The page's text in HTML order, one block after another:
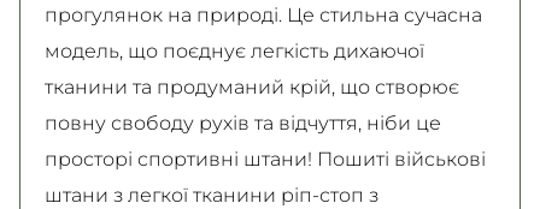
прогулянок на природі. Це стильна сучасна
модель, що поєднує легкість дихаючої
тканини та продуманий крій, що створює
повну свободу рухів та відчуття, ніби це
просторі спортивні штани! Пошиті військові
штани з легкої тканини ріп-стоп з